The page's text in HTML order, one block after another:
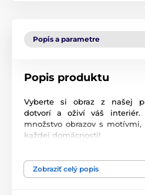
Popis a parametre
Popis produktu
Vyberte si obraz z našej
dotvorí a oživí váš interiér.
množstvo obrazov s
každej domácnosti!
Kvalita je pre nás dôležitá a
Zobraziť celý popis